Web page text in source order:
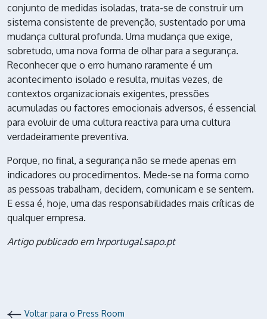
conjunto de medidas isoladas, trata-se de construir um
sistema consistente de prevenção, sustentado por uma
mudança cultural profunda. Uma mudança que exige,
sobretudo, uma nova forma de olhar para a segurança.
Reconhecer que o erro humano raramente é um
acontecimento isolado e resulta, muitas vezes, de
contextos organizacionais exigentes, pressões
acumuladas ou factores emocionais adversos, é essencial
para evoluir de uma cultura reactiva para uma cultura
verdadeiramente preventiva.
Porque, no final, a segurança não se mede apenas em
indicadores ou procedimentos. Mede-se na forma como
as pessoas trabalham, decidem, comunicam e se sentem.
E essa é, hoje, uma das responsabilidades mais críticas de
qualquer empresa.
Artigo publicado em hrportugal.sapo.pt
Voltar para o Press Room